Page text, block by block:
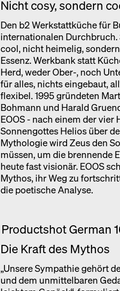
Nicht cosy, sondern
Den b2 Werkstattküche für
internationalen Durchbruch.
cool, nicht heimelig,
Essenz. Werkbank statt
Herd, weder Ober-, noch
für alles, nichts eingebaut,
flexibel. 1995 gründeten
Bohmann und Harald
EOOS - nach einem der vier
Sonnengottes Helios über
Mythologie wird Zeus den
müssen, um die brennende
heute fast visionär. EOOS
Mythos, ihr Weg zu
die poetische Analyse.
Die Kraft des Mythos
„Unsere Sympathie gehört
und dem unmittelbaren